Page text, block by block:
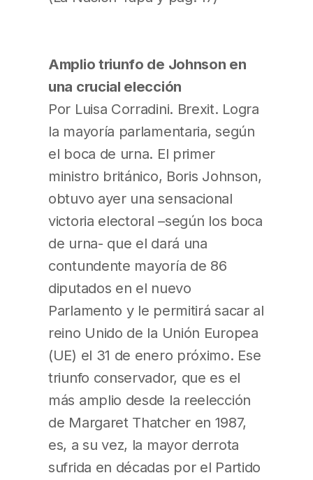
Amplio triunfo de Johnson en
una crucial elección
Por Luisa Corradini. Brexit. Logra
la mayoría parlamentaria, según
el boca de urna. El primer
ministro británico, Boris Johnson,
obtuvo ayer una sensacional
victoria electoral –según los boca
de urna- que el dará una
contundente mayoría de 86
diputados en el nuevo
Parlamento y le permitirá sacar al
reino Unido de la Unión Europea
(UE) el 31 de enero próximo. Ese
triunfo conservador, que es el
más amplio desde la reelección
de Margaret Thatcher en 1987,
es, a su vez, la mayor derrota
sufrida en décadas por el Partido